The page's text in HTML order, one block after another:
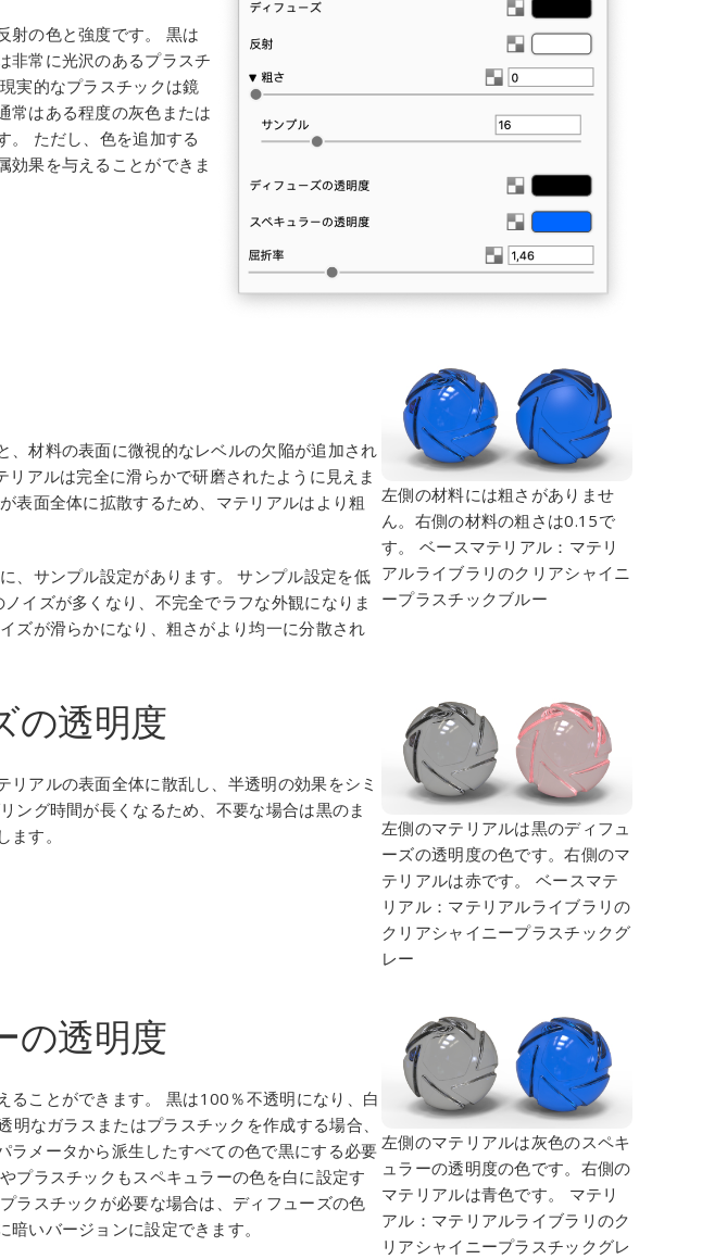
射の色と強度です。 黒は
非常に光沢のあるプラスチ
実的なプラスチックは鏡
常はある程度の灰色または
。 ただし、色を追加する
効果を与えることができま
、材料の表面に微視的なレベルの欠陥が追加され
リアルは完全に滑らかで研磨されたように見えま
表面全体に拡散するため、マテリアルはより粗
、サンプル設定があります。 サンプル設定を低
イズが多くなり、不完全でラフな外観になりま
ズが滑らかになり、粗さがより均一に分散され
左側の材料には粗さがありませ
ん。右側の材料の粗さは0.15で
す。
ベースマテリアル：マテリ
アルライブラリのクリアシャイニ
ープラスチックブルー
の透明度
リアルの表面全体に散乱し、半透明の効果をシミ
ング時間が長くなるため、不要な場合は黒のま
す。
左側のマテリアルは黒のディフュ
ーズの透明度の色です。右側のマ
テリアルは赤です。
ベースマテ
リアル：マテリアルライブラリの
クリアシャイニープラスチックグ
レー
の透明度
ることができます。 黒は100％不透明になり、白
明なガラスまたはプラスチックを作成する場合、
ラメータから派生したすべての色で黒にする必要
プラスチックもスペキュラーの色を白に設定す
ラスチックが必要な場合は、ディフューズの色
いバージョンに設定できます。
左側のマテリアルは灰色のスペキ
ュラーの透明度の色です。右側の
マテリアルは青色です。
マテリ
アル：マテリアルライブラリのク
リアシャイニープラスチックグレ